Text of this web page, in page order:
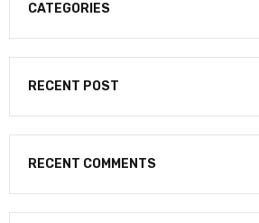
CATEGORIES
RECENT POST
RECENT COMMENTS